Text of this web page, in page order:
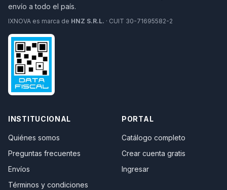
envío a todo el país.
IXNOVA es marca de HNZ S.R.L. · CUIT 30-71695582-2
INSTITUCIONAL
Quiénes somos
Preguntas frecuentes
Envíos
Términos y condiciones
PORTAL
Catálogo completo
Crear cuenta gratis
Ingresar